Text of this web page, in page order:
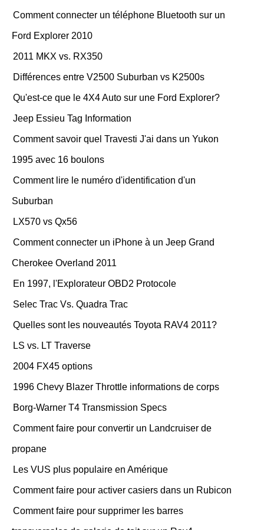
Comment connecter un téléphone Bluetooth sur un
Ford Explorer 2010
2011 MKX vs. RX350
Différences entre V2500 Suburban vs K2500s
Qu'est-ce que le 4X4 Auto sur une Ford Explorer?
Jeep Essieu Tag Information
Comment savoir quel Travesti J'ai dans un Yukon
1995 avec 16 boulons
Comment lire le numéro d'identification d'un
Suburban
LX570 vs Qx56
Comment connecter un iPhone à un Jeep Grand
Cherokee Overland 2011
En 1997, l'Explorateur OBD2 Protocole
Selec Trac Vs. Quadra Trac
Quelles sont les nouveautés Toyota RAV4 2011?
LS vs. LT Traverse
2004 FX45 options
1996 Chevy Blazer Throttle informations de corps
Borg-Warner T4 Transmission Specs
Comment faire pour convertir un Landcruiser de
propane
Les VUS plus populaire en Amérique
Comment faire pour activer casiers dans un Rubicon
Comment faire pour supprimer les barres